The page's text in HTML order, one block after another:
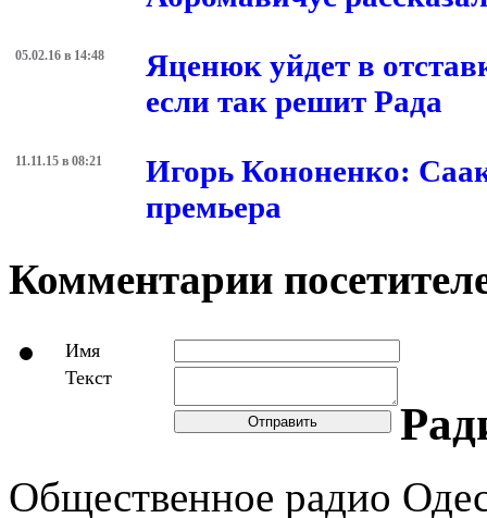
05.02.16 в 14:48
Яценюк уйдет в
если так решит Рада
11.11.15 в 08:21
Игорь Кононенко:
премьера
Комментарии
Имя
Текст
Отправить
Общественное радио